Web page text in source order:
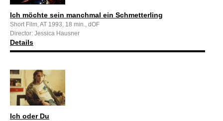
Ich möchte sein manchmal ein Schmetterling
Short Film, AT 1993, 18 min., dOF
Director: Jessica Hausner
Details
Ich oder Du